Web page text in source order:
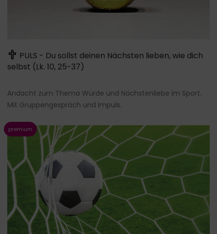
PULS - Du sollst deinen Nächsten lieben, wie dich
selbst (Lk. 10, 25-37)
Andacht zum Thema Würde und Nächstenliebe im Sport.
Mit Gruppengespräch und Impuls.